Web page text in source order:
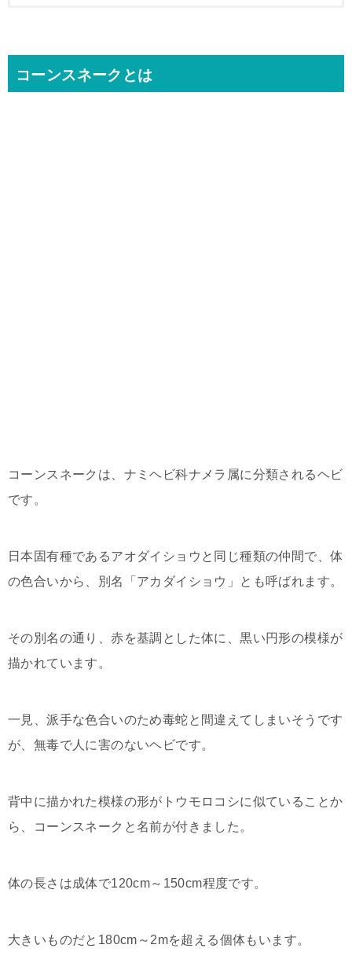
コーンスネークとは
コーンスネークは、ナミヘビ科ナメラ属に分類されるヘビ
です。
日本固有種であるアオダイショウと同じ種類の仲間で、体
の色合いから、別名「アカダイショウ」とも呼ばれます。
その別名の通り、赤を基調とした体に、黒い円形の模様が
描かれています。
一見、派手な色合いのため毒蛇と間違えてしまいそうです
が、無毒で人に害のないヘビです。
背中に描かれた模様の形がトウモロコシに似ていることか
ら、コーンスネークと名前が付きました。
体の長さは成体で120cm～150cm程度です。
大きいものだと180cm～2mを超える個体もいます。